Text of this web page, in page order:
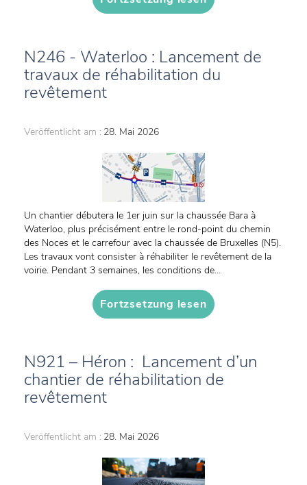
N246 - Waterloo : Lancement de
travaux de réhabilitation du
revêtement
Veröffentlicht am : 28. Mai 2026
Un chantier débutera le 1er juin sur la chaussée Bara à
Waterloo, plus précisément entre le rond-point du chemin
des Noces et le carrefour avec la chaussée de Bruxelles (N5).
Les travaux vont consister à réhabiliter le revêtement de la
voirie. Pendant 3 semaines, les conditions de...
Fortzsetzung lesen
N921 – Héron : Lancement d’un
chantier de réhabilitation de
revêtement
Veröffentlicht am : 28. Mai 2026